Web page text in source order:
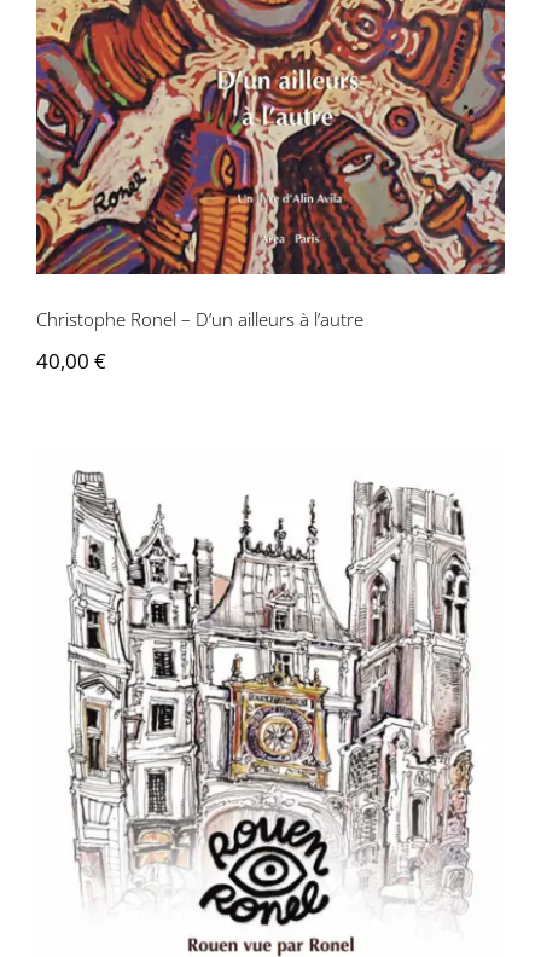
Contactez-nous
Christophe Ronel – D’un ailleurs à l’autre
40,00 €
Christophe Ronel – Rouen vue par
Ronel